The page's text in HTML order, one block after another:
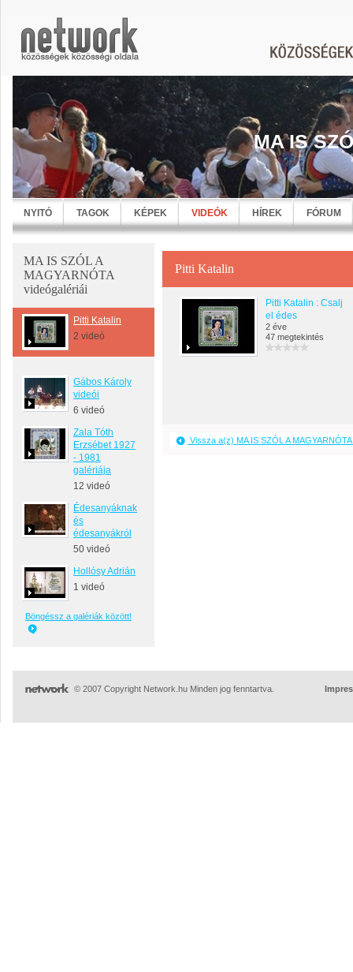
MA IS
NYITÓ TAGOK KÉPEK VIDEÓK HÍREK FÓRUM
MA IS SZÓL A
MAGYARNÓTA
videógalériái
Pitti Katalin
2 videó
Gábos Károly
videói
6 videó
Zala Tóth
Erzsébet 1927
- 1981
galériája
12 videó
Édesanyáknak
és
édesanyákról
50 videó
Hollósy Adrián
1 videó
Böngéssz a galériák között!
Pitti Katalin
Pitti Katalin : Csalj
el édes
2 éve
47 megtekintés
Vissza a(z) MA IS SZÓL A
© 2007 Copyright Network.hu Minden jog fenntartva.